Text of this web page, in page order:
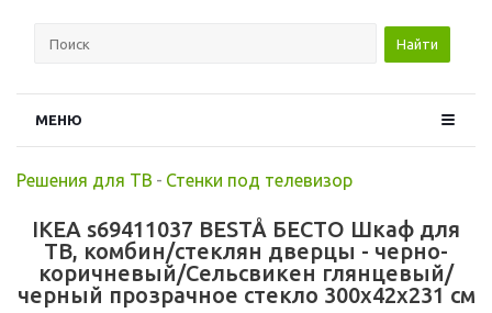
Найти
МЕНЮ
Решения для ТВ - Стенки под телевизор
IKEA s69411037 BESTÅ БЕСТО Шкаф для
ТВ, комбин/стеклян дверцы - черно-
коричневый/Сельсвикен глянцевый/
черный прозрачное стекло 300x42x231 см